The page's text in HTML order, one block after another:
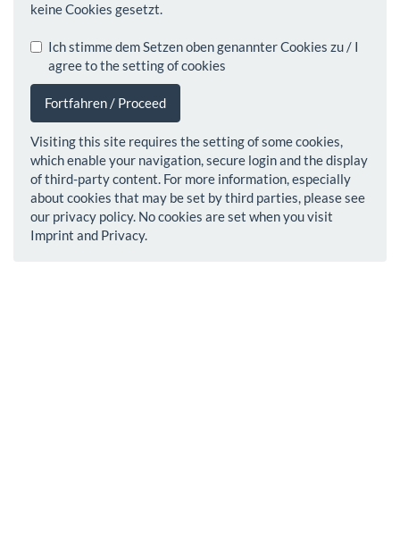
keine Cookies gesetzt.
Ich stimme dem Setzen oben genannter Cookies zu / I
agree to the setting of cookies
Fortfahren / Proceed
Visiting this site requires the setting of some cookies,
which enable your navigation, secure login and the display
of third-party content. For more information, especially
about cookies that may be set by third parties, please see
our privacy policy. No cookies are set when you visit
Imprint and Privacy.